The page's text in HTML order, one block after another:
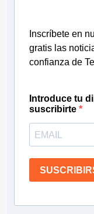
Inscríbete en
gratis las
confianza de
Introduce tu
suscribirte